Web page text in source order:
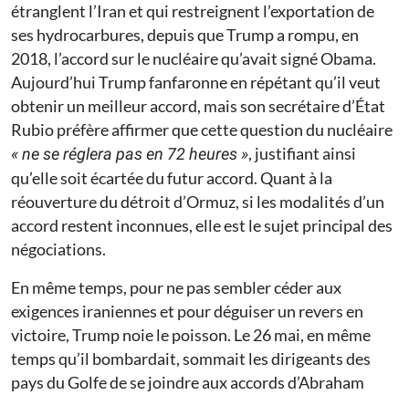
étranglent l’Iran et qui restreignent l’exportation de
ses hydrocarbures, depuis que Trump a rompu, en
2018, l’accord sur le nucléaire qu’avait signé Obama.
Aujourd’hui Trump fanfaronne en répétant qu’il veut
obtenir un meilleur accord, mais son secrétaire d’État
Rubio préfère affirmer que cette question du nucléaire
« ne se réglera pas en 72 heures », justifiant ainsi
qu’elle soit écartée du futur accord. Quant à la
réouverture du détroit d’Ormuz, si les modalités d’un
accord restent inconnues, elle est le sujet principal des
négociations.
En même temps, pour ne pas sembler céder aux
exigences iraniennes et pour déguiser un revers en
victoire, Trump noie le poisson. Le 26 mai, en même
temps qu’il bombardait, sommait les dirigeants des
pays du Golfe de se joindre aux accords d’Abraham